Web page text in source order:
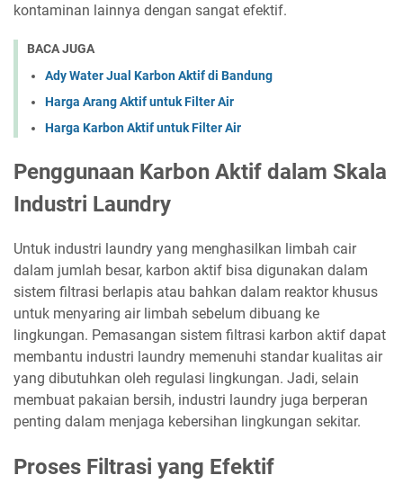
kontaminan lainnya dengan sangat efektif.
BACA JUGA
Ady Water Jual Karbon Aktif di Bandung
Harga Arang Aktif untuk Filter Air
Harga Karbon Aktif untuk Filter Air
Penggunaan Karbon Aktif dalam Skala
Industri Laundry
Untuk industri laundry yang menghasilkan limbah cair
dalam jumlah besar, karbon aktif bisa digunakan dalam
sistem filtrasi berlapis atau bahkan dalam reaktor khusus
untuk menyaring air limbah sebelum dibuang ke
lingkungan. Pemasangan sistem filtrasi karbon aktif dapat
membantu industri laundry memenuhi standar kualitas air
yang dibutuhkan oleh regulasi lingkungan. Jadi, selain
membuat pakaian bersih, industri laundry juga berperan
penting dalam menjaga kebersihan lingkungan sekitar.
Proses Filtrasi yang Efektif